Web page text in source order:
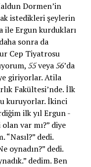
Dormen’in
istedikleri şeylerin
ile Ergun kurdukları
sonra da
Cep Tiyatrosu
55veya56’da
giriyorlar. Atila
Fakültesi’nde. İlk
kuruyorlar. İkinci
ilk yıl Ergun -
var mı?” diye
“Nasıl?” dedi.
oynadın?” dedi.
dedim. Ben